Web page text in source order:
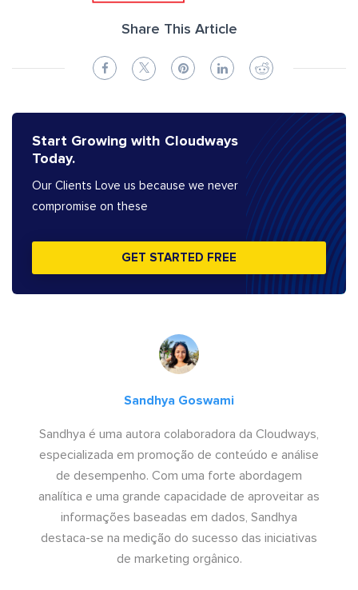
Share This Article
Start Growing with Cloudways
Today.
Our Clients Love us because we never
compromise on these
GET STARTED FREE
Sandhya Goswami
Sandhya é uma autora colaboradora da Cloudways,
especializada em promoção de conteúdo e análise
de desempenho. Com uma forte abordagem
analítica e uma grande capacidade de aproveitar as
informações baseadas em dados, Sandhya
destaca-se na medição do sucesso das iniciativas
de marketing orgânico.